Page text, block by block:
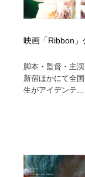
映画「Ribbon」
脚本・監督・主
新宿ほかにて全
生がアイデンテ...